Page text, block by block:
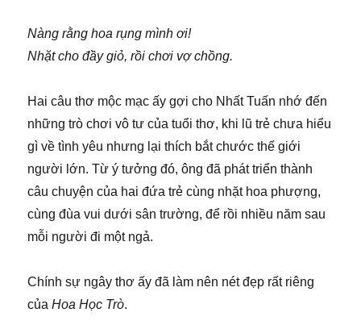
Nàng rằng hoa rụng mình ơi!
Nhặt cho đầy giỏ, rồi chơi vợ chồng.
Hai câu thơ mộc mạc ấy gợi cho Nhất Tuấn nhớ đến
những trò chơi vô tư của tuổi thơ, khi lũ trẻ chưa hiểu
gì về tình yêu nhưng lại thích bắt chước thế giới
người lớn. Từ ý tưởng đó, ông đã phát triển thành
câu chuyện của hai đứa trẻ cùng nhặt hoa phượng,
cùng đùa vui dưới sân trường, để rồi nhiều năm sau
mỗi người đi một ngả.
Chính sự ngây thơ ấy đã làm nên nét đẹp rất riêng
củaHoa Học Trò.